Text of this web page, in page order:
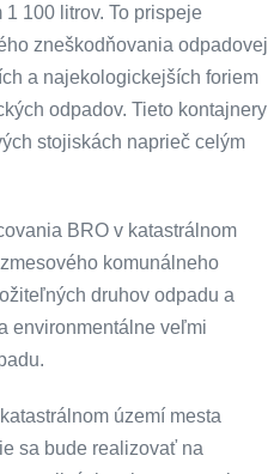
100 litrov. To prispeje
zneškodňovania odpadovej
a najekologickejších foriem
odpadov. Tieto kontajnery
stojiskách naprieč celým
BRO v katastrálnom
komunálneho
druhov odpadu a
environmentálne veľmi
území mesta
sa bude realizovať na